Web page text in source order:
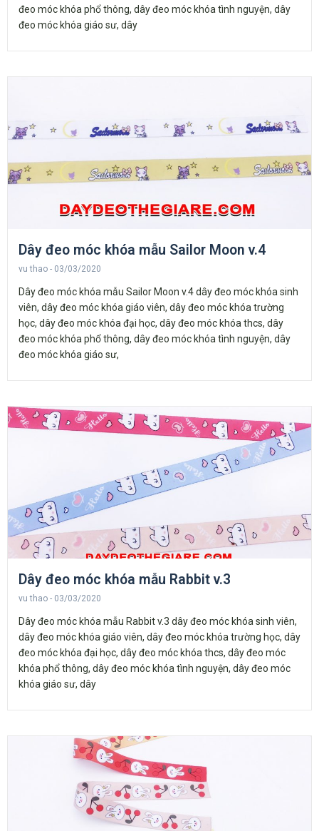
đeo móc khóa phổ thông, dây đeo móc khóa tình nguyện, dây
đeo móc khóa giáo sư, dây
Dây đeo móc khóa mẫu Sailor Moon v.4
vu thao 03/03/2020
Dây đeo móc khóa mẫu Sailor Moon v.4 dây đeo móc khóa sinh
viên, dây đeo móc khóa giáo viên, dây đeo móc khóa trường
học, dây đeo móc khóa đại học, dây đeo móc khóa thcs, dây
đeo móc khóa phổ thông, dây đeo móc khóa tình nguyện, dây
đeo móc khóa giáo sư,
Dây đeo móc khóa mẫu Rabbit v.3
vu thao 03/03/2020
Dây đeo móc khóa mẫu Rabbit v.3 dây đeo móc khóa sinh viên,
dây đeo móc khóa giáo viên, dây đeo móc khóa trường học, dây
đeo móc khóa đại học, dây đeo móc khóa thcs, dây đeo móc
khóa phổ thông, dây đeo móc khóa tình nguyện, dây đeo móc
khóa giáo sư, dây